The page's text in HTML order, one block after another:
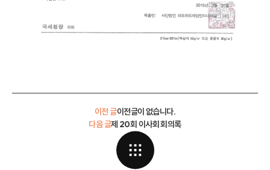
이전 글이전글이 없습니다.
제 20회 이사회 회의록
다음 글